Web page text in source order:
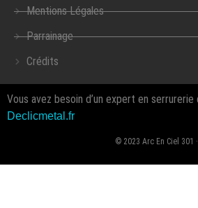
Mentions Légales
Parrainage
Crédits
Vous avez besoin d’un expert en
Declicmetal.fr
© 2023 Arc En Ciel 301 ·